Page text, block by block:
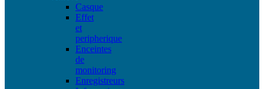
Casque
Effet
et
peripherique
Enceintes
de
monitoring
Enregistreurs